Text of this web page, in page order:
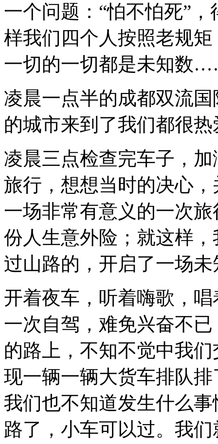
自
驾
1900
我
带
着
虔
诚
心
去
看
你
你，
么
美，
那
么
神
干
净
去
打
扰
你
的
切，
毕
竟
我
一个问题：“怕不怕死”
样我们四个人按照老规
一切的一切都是未知
凌晨一点半的成都双流
的城市来到了我们都很
凌晨三点检查完车子，
旅行，想想当时的决心
一场非常有意义的一次
份人生意外险；就这样
过山路的，开启了一场
开着夜车，听着嗨歌，
一次自驾，难免兴奋不
的路上，不知不觉中我
现一辆一辆大货车排队
我们也不知道发生什么
路了，小车可以过。我